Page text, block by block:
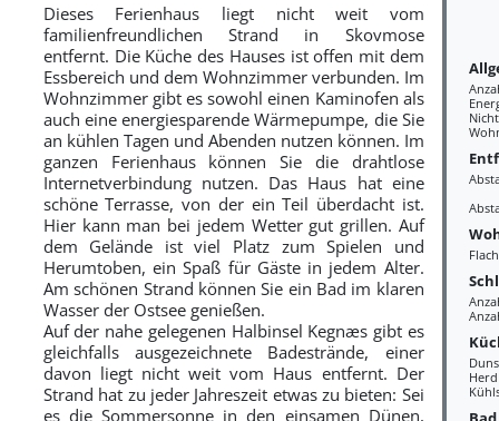
Herd
Dieses Ferienhaus liegt nicht weit vom
familienfreundlichen Strand in Skovmose
entfernt. Die Küche des Hauses ist offen mit dem
Essbereich und dem Wohnzimmer verbunden. Im
Wohnzimmer gibt es sowohl einen Kaminofen als
auch eine energiesparende Wärmepumpe, die Sie
an kühlen Tagen und Abenden nutzen können. Im
ganzen Ferienhaus können Sie die drahtlose
Internetverbindung nutzen. Das Haus hat eine
schöne Terrasse, von der ein Teil überdacht ist.
Hier kann man bei jedem Wetter gut grillen. Auf
dem Gelände ist viel Platz zum Spielen und
Herumtoben, ein Spaß für Gäste in jedem Alter.
Am schönen Strand können Sie ein Bad im klaren
Wasser der Ostsee genießen.
Auf der nahe gelegenen Halbinsel Kegnæs gibt es
gleichfalls ausgezeichnete Badestrände, einer
davon liegt nicht weit vom Haus entfernt. Der
Strand hat zu jeder Jahreszeit etwas zu bieten: Sei
es die Sommersonne in den einsamen Dünen,